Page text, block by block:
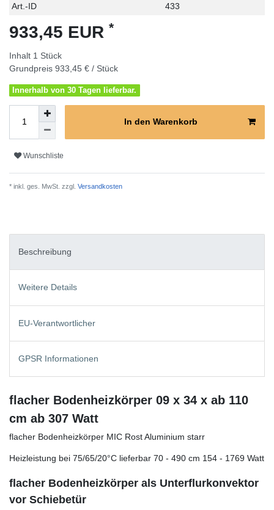
Technisches
Wert
Art.-ID 433
933,45 EUR *
Inhalt 1 Stück
Grundpreis 933,45 € / Stück
Innerhalb von 30 Tagen lieferbar.
In den Warenkorb
Wunschliste
* inkl. ges. MwSt. zzgl. Versandkosten
Beschreibung
Weitere Details
EU-Verantwortlicher
GPSR Informationen
flacher Bodenheizkörper 09 x 34 x ab 110
cm ab 307 Watt
flacher Bodenheizkörper MIC Rost Aluminium starr
Heizleistung bei 75/65/20°C lieferbar 70 - 490 cm 154 - 1769 Watt
flacher Bodenheizkörper als Unterflurkonvektor
vor Schiebetür